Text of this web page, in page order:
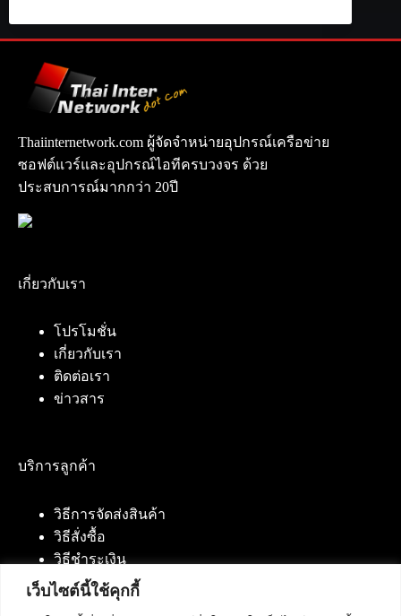
เว็บไซต์นี้ใช้คุกกี้
Thaiinternetwork.com ผู้จัดจำหน่ายอุปกรณ์เครือข่าย
ซอฟต์แวร์และอุปกรณ์ไอทีครบวงจร ด้วย
ประสบการณ์มากกว่า 20ปี
เกี่ยวกับเรา
โปรโมชั่น
เกี่ยวกับเรา
ติดต่อเรา
ข่าวสาร
บริการลูกค้า
วิธีการจัดส่งสินค้า
วิธีสั่งซื้อ
วิธีชำระเงิน